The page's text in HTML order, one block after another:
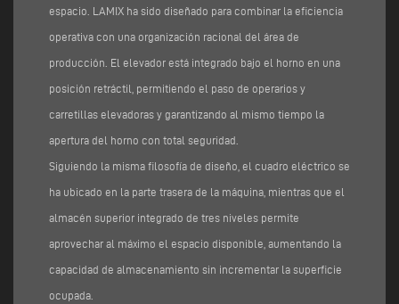
espacio. LAMIX ha sido diseñado para combinar la eficiencia
operativa con una organización racional del área de
producción. El elevador está integrado bajo el horno en una
posición retráctil, permitiendo el paso de operarios y
carretillas elevadoras y garantizando al mismo tiempo la
apertura del horno con total seguridad.
Siguiendo la misma filosofía de diseño, el cuadro eléctrico se
ha ubicado en la parte trasera de la máquina, mientras que el
almacén superior integrado de tres niveles permite
aprovechar al máximo el espacio disponible, aumentando la
capacidad de almacenamiento sin incrementar la superficie
ocupada.